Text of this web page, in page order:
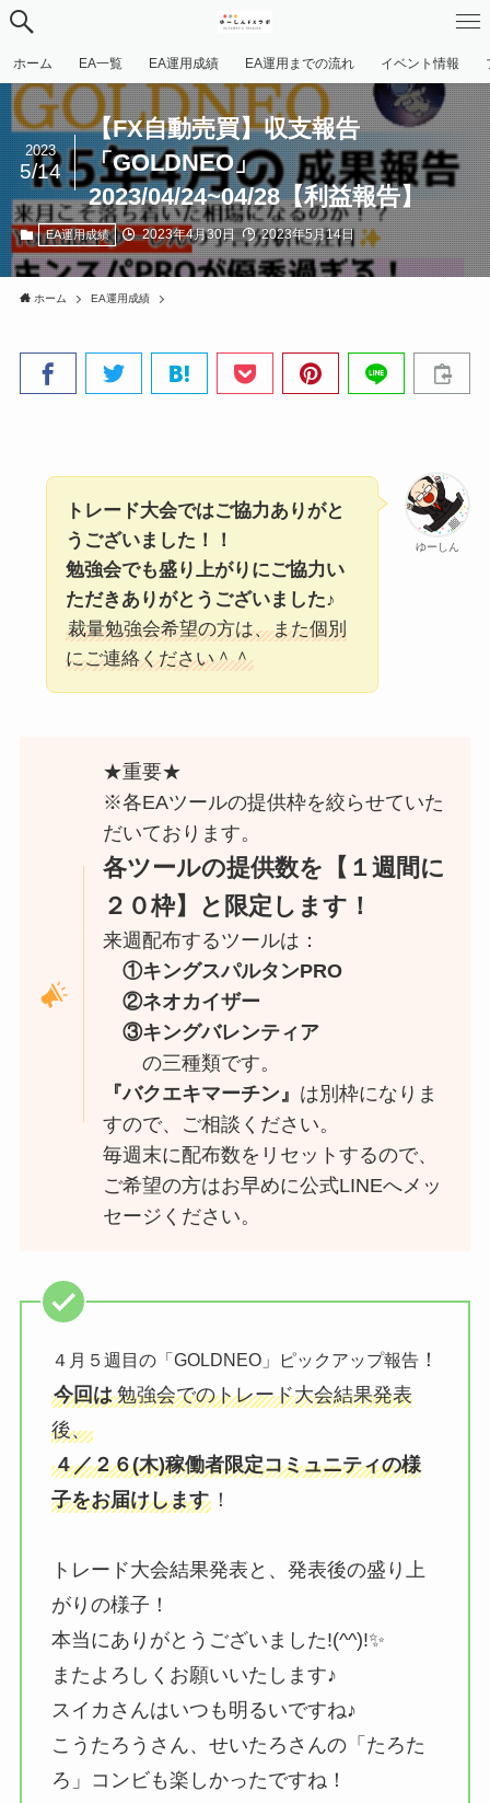
ホーム EA一覧 EA運用成績 EA運用までの流れ イベント情報
【FX自動売買】収支報告
「GOLDNEO」
2023/04/24~04/28【利益報告】
2023
5/14
EA運用成績 2023年4月30日 2023年5月14日
ホーム EA運用成績
ゆーしん
トレード大会ではご協力ありがと
うございました！！
勉強会でも盛り上がりにご協力い
ただきありがとうございました♪
裁量勉強会希望の方は、また個別
にご連絡ください＾＾
★重要★
※各EAツールの提供枠を絞らせていた
だいております。
各ツールの提供数を【１週間に
２０枠】と限定します！
来週配布するツールは：
①キングスパルタンPRO
②ネオカイザー
③キングバレンティア
の三種類です。
『バクエキマーチン』 は別枠になりま
すので、ご相談ください。
毎週末に配布数をリセットするので、
ご希望の方はお早めに公式LINEへメッ
セージください。
４月５週目の「GOLDNEO」ピックアップ報告！
今回は 勉強会でのトレード大会結果発表
後、
４／２６(木)稼働者限定コミュニティの様
子をお届けします！
トレード大会結果発表と、発表後の盛り上
がりの様子！
本当にありがとうございました!(^^)!✨
またよろしくお願いいたします♪
スイカさんはいつも明るいですね♪
こうたろうさん、せいたろさんの「たろた
ろ」コンビも楽しかったですね！